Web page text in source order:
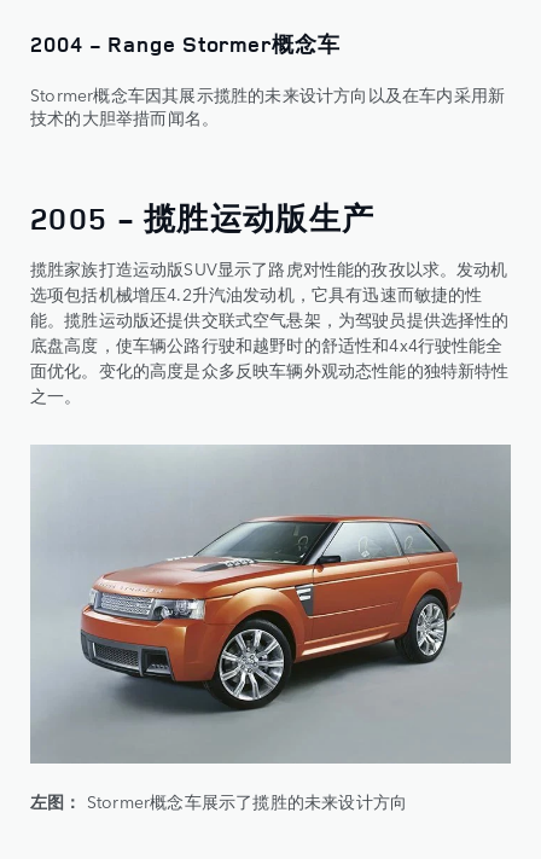
2004 - Range Stormer概念车
Stormer概念车因其展示揽胜的未来设计方向以及在车内采用新
技术的大胆举措而闻名。
2005 - 揽胜运动版生产
揽胜家族打造运动版SUV显示了路虎对性能的孜孜以求。发动机
选项包括机械增压4.2升汽油发动机，它具有迅速而敏捷的性
能。揽胜运动版还提供交联式空气悬架，为驾驶员提供选择性的
底盘高度，使车辆公路行驶和越野时的舒适性和4x4行驶性能全
面优化。变化的高度是众多反映车辆外观动态性能的独特新特性
之一。
左图： Stormer概念车展示了揽胜的未来设计方向